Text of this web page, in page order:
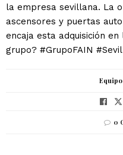
la empresa sevillana. La
ascensores y puertas
encaja esta adquisición
grupo? #GrupoFAIN
0